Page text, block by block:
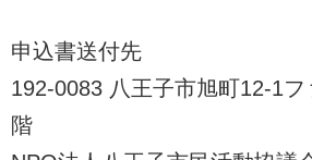
申込書送付先
192-0083 八王子市旭町12-1
階